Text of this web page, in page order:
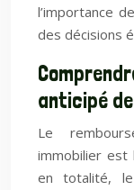
l’importance
des décisions
anticipé
Le
immobilier est
en totalité,